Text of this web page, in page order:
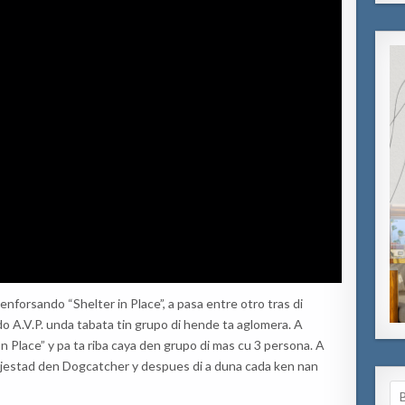
“Shelter in Place”, a pasa entre otro tras di
A.V.P. unda tabata tin grupo di hende ta aglomera. A
y pa ta riba caya den grupo di mas cu 3 persona. A
den Dogcatcher y despues di a duna cada ken nan